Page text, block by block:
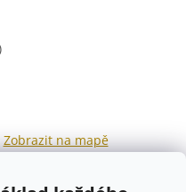
Zobrazit na mapě